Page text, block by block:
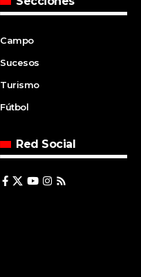
Campo
Sucesos
Turismo
Fútbol
Red Social